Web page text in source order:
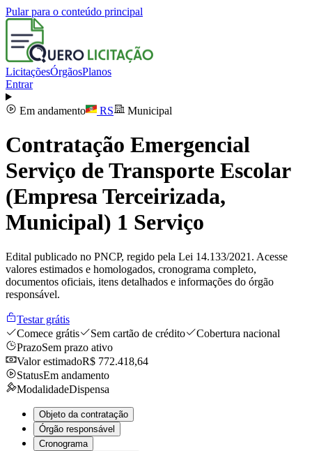
Pular para o conteúdo principal
LicitaçõesÓrgãosPlanos
Entrar
Em andamento RS Municipal
Contratação Emergencial
Serviço de Transporte Escolar
(Empresa Terceirizada,
Municipal) 1 Serviço
Edital publicado no PNCP, regido pela Lei 14.133/2021. Acesse
valores estimados e homologados, cronograma completo,
documentos oficiais, itens detalhados e informações do órgão
responsável.
Testar grátis
Comece grátis
Sem cartão de crédito
Cobertura nacional
PrazoSem prazo ativo
Valor estimadoR$ 772.418,64
StatusEm andamento
ModalidadeDispensa
Objeto da contratação
Órgão responsável
Cronograma